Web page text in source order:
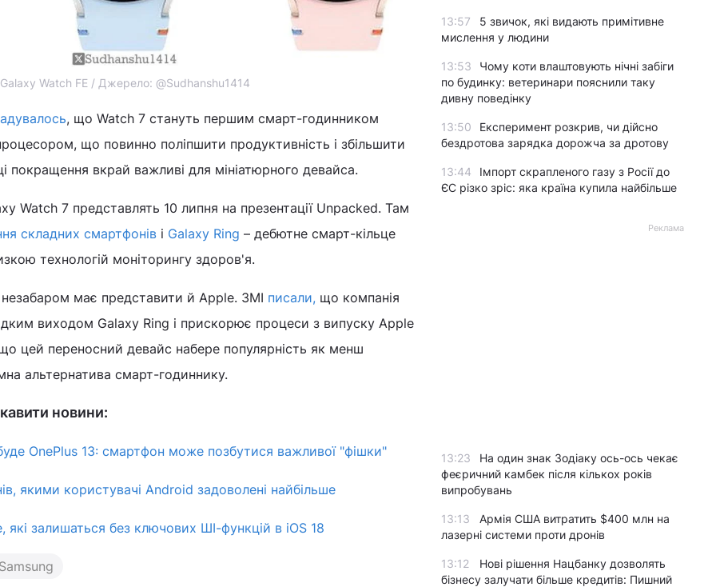
Galaxy Watch FE / Джерело: @Sudhanshu1414
, що Watch 7 стануть першим смарт-годинником
що повинно поліпшити продуктивність і збільшити
покращення вкрай важливі для мініатюрного девайса.
Watch 7 представлять 10 липня на презентації Unpacked. Там
складних смартфонів і Galaxy Ring – дебютне смарт-кільце
технологій моніторингу здоров'я.
має представити й Apple. ЗМІ писали, що компанія
виходом Galaxy Ring і прискорює процеси з випуску Apple
що цей переносний девайс набере популярність як менш
альтернатива смарт-годиннику.
новини:
OnePlus 13: смартфон може позбутися важливої "фішки"
якими користувачі Android задоволені найбільше
які залишаться без ключових ШІ-функцій в iOS 18
13:57
5 звичок, які видають примітивне
мислення у людини
13:53
Чому коти влаштовують нічні забіги
по будинку: ветеринари пояснили таку
дивну поведінку
13:50
Експеримент розкрив, чи дійсно
бездротова зарядка дорожча за дротову
13:44
Імпорт скрапленого газу з Росії до
ЄС різко зріс: яка країна купила найбільше
Реклама
13:23
На один знак Зодіаку ось-ось чекає
феєричний камбек після кількох років
випробувань
13:13
Армія США витратить $400 млн на
лазерні системи проти дронів
13:12
Нові рішення Нацбанку дозволять
бізнесу залучати більше кредитів: Пишний